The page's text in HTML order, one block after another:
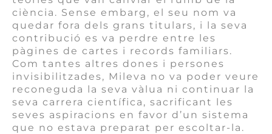
ciència. Sense embarg, el seu nom va
quedar fora dels grans titulars, i la seva
contribució es va perdre entre les
pàgines de cartes i records familiars.
Com tantes altres dones i persones
invisibilitzades, Mileva no va poder veure
reconeguda la seva vàlua ni continuar la
seva carrera científica, sacrificant les
seves aspiracions en favor d’un sistema
que no estava preparat per escoltar-la.